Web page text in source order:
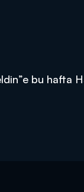
bu hafta